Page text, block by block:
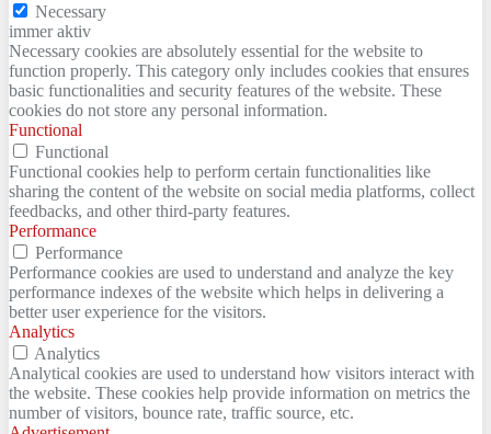
Necessary
immer aktiv
Necessary cookies are absolutely essential for the website to
function properly. This category only includes cookies that ensures
basic functionalities and security features of the website. These
cookies do not store any personal information.
Functional
Functional
Functional cookies help to perform certain functionalities like
sharing the content of the website on social media platforms, collect
feedbacks, and other third-party features.
Performance
Performance
Performance cookies are used to understand and analyze the key
performance indexes of the website which helps in delivering a
better user experience for the visitors.
Analytics
Analytics
Analytical cookies are used to understand how visitors interact with
the website. These cookies help provide information on metrics the
number of visitors, bounce rate, traffic source, etc.